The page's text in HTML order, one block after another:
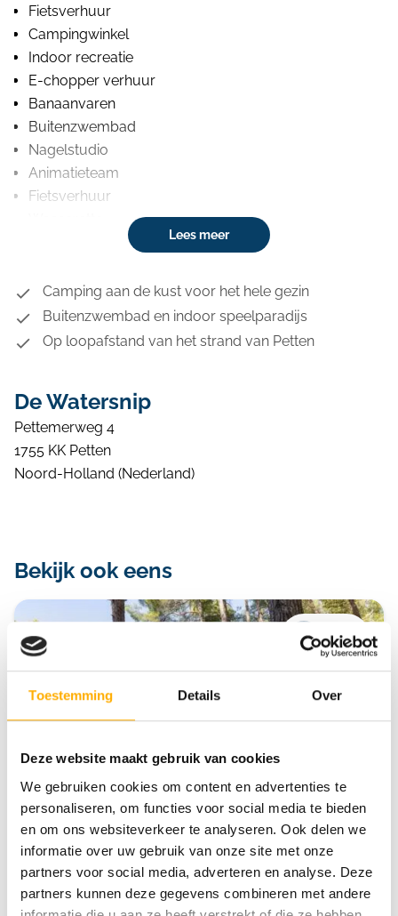
Toestemming Details Over
Deze website maakt gebruik van cookies
We gebruiken cookies om content en advertenties te
personaliseren, om functies voor social media te bieden
en om ons websiteverkeer te analyseren. Ook delen we
informatie over uw gebruik van onze site met onze
partners voor social media, adverteren en analyse. Deze
partners kunnen deze gegevens combineren met andere
Fietsverhuur
Campingwinkel
Indoor recreatie
E-chopper verhuur
Banaanvaren
Buitenzwembad
Nagelstudio
Animatieteam
Fietsverhuur
Restaurant en snackbar
Supermarkt
Surf- en kiteschool
Lees meer
Camping aan de kust voor het hele gezin
Buitenzwembad en indoor speelparadijs
Op loopafstand van het strand van Petten
De Watersnip
Pettemerweg 4
1755 KK Petten
Noord-Holland (Nederland)
Bekijk ook eens
Krk
Krk Premium Camping Resort
Meerdere zwembaden
Direct aan zee
Comfortabele safaritenten